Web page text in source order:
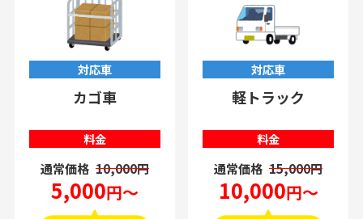
対応車
カゴ車
料金
通常価格 10,000円
5,000円～
対応車
軽トラック
料金
通常価格 15,000円
10,000円～